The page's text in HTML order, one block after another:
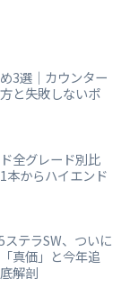
3選｜カウンター
と失敗しないポ
全グレード別比
本からハイエンド
ステラSW、ついに
真価」と今年追
解剖